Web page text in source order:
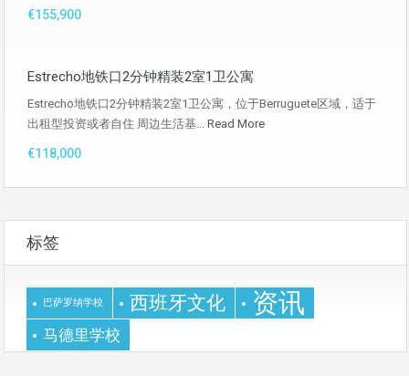
€155,900
Estrecho地铁口2分钟精装2室1卫公寓
Estrecho地铁口2分钟精装2室1卫公寓，位于Berruguete区域，适于
出租型投资或者自住 周边生活基... Read More
€118,000
标签
巴萨罗纳学校 西班牙文化 资讯
马德里学校